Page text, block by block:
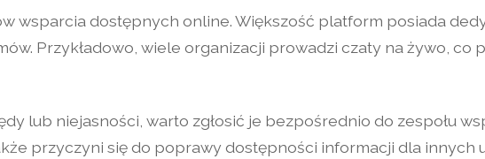
wsparcia dostępnych online. Większość platform posiada
Przykładowo, wiele organizacji prowadzi czaty na żywo,
lub niejasności, warto zgłosić je bezpośrednio do zespołu
przyczyni się do poprawy dostępności informacji dla innych